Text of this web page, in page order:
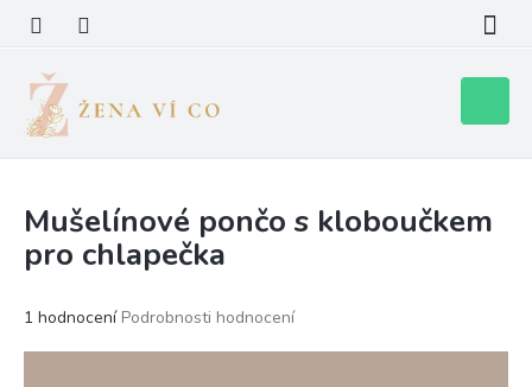
obsah
košík
Mušelínové pončo s kloboučkem
pro chlapečka
Průměrné
1 hodnocení Podrobnosti hodnocení